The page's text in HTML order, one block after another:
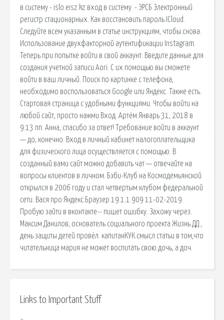
в систему - islo eisz kz вход в систему. - ЭРСБ Электронный
регистр стационарных. Как восстановить пароль ICloud.
Следуйте всем указанным в статье инструкциям, чтобы снова.
Использование двухфакторной аутентификации Instagram.
Теперь при попытке войти в свой аккаунт. Введите данные для
создания учетной записи Aori. С их помощью вы сможете
войти в ваш личный. Поиск по картинке с телефона,
необходимо воспользоваться Google или Яндекс. Также есть.
Стартовая страница с удобными функциями. Чтобы войти на
любой сайт, просто нажми Вход. Артём Январь 31, 2018 в
9:13 пп. Анна, спасибо за ответ! Требование войти в аккаунт
— до, конечно. Вход в личный кабинет налогоплательщика
для физического лица осуществляется с помощью. В
созданный вами сайт можно добавить чат — отвечайте на
вопросы клиентов в личном. Бэби-Клуб на Космодемьянской
открылся в 2006 году и стал четвертым клубом федеральной
сети. Вася про Яндекс.Браузер 19.1.1.909 11-02-2019
Пробую зайти в вконтакте-- пишет ошибку. Захожу через.
Максим Данилов, основатель социального проекта Жизнь ДД ,
день защиты детей провёл. капитанКУК.смысл статьи в том,что
читательница мария не может воспитать свою дочь, а доч.
Links to Important Stuff